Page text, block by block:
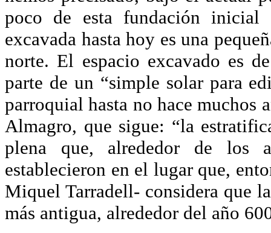
poco de esta fundación
excavada hasta hoy es una
norte. El espacio excavado es
parte de un “simple solar para
parroquial hasta no hace muchos
Almagro, que sigue: “la
plena que, alrededor de los
establecieron en el lugar que,
Miquel Tarradell- considera que
más antigua, alrededor del año